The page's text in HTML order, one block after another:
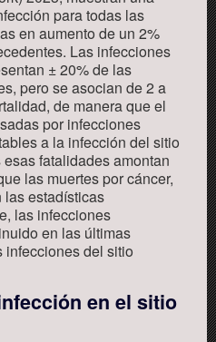
para todas las
en aumento de un 2%
. Las infecciones
±20% de las
pero se asocian de2 a
de manera que el
por infecciones
a la infección del sitio
esas fatalidades amontan
las muertes por cáncer,
las estadísticas
las infecciones
en las últimas
infecciones del sitio
en el sitio